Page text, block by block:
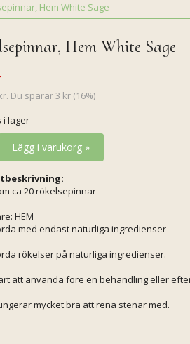
Hem White Sage
Hem White Sage
Du sparar 3 kr (16%)
i lager
Lägg i varukorg »
ca 20 rökelsepinnar
HEM
med endast naturliga ingredienser
rökelser på naturliga ingredienser.
att använda före en behandling eller
mycket bra att rena stenar med.